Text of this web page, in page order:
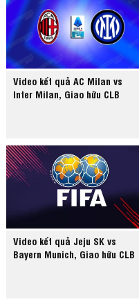
Video kết quả AC Milan vs
Inter Milan, Giao hữu CLB
Video kết quả Jeju SK vs
Bayern Munich, Giao hữu CLB